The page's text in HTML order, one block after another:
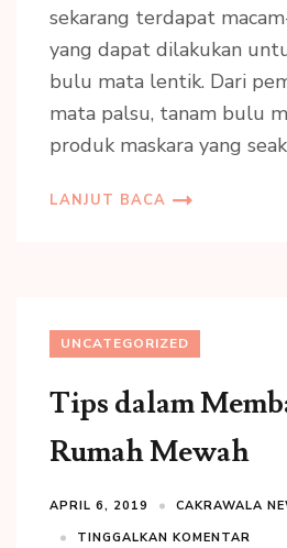
sekarang terdapat
yang dapat dilakukan
bulu mata lentik. Dari
mata palsu, tanam bulu
produk maskara yang
LANJUT BACA
UNCATEGORIZED
Tips dalam
Rumah Mewah
APRIL 6, 2019
CAKRAWALA
TINGGALKAN KOMENTAR